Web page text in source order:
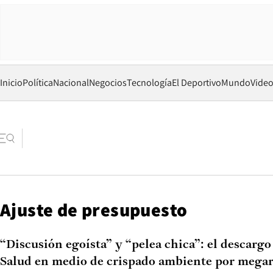
InicioPolíticaNacionalNegociosTecnologíaEl DeportivoMundo
Ajuste de presupuesto
“Discusión egoísta” y “pelea chica”: el
Salud en medio de crispado ambiente por